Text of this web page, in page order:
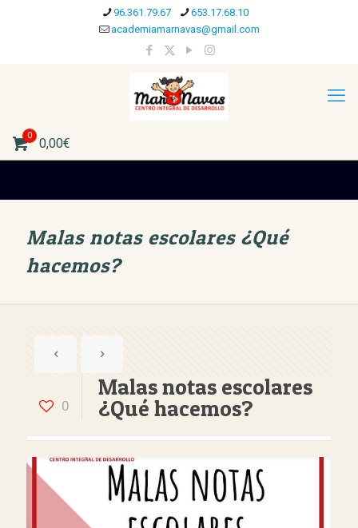
96.361.79.67
653.17.68.10
academiamarnavas@gmail.com
0
0,00€
Malas notas escolares ¿Qué
hacemos?
0
Malas notas escolares
¿Qué hacemos?